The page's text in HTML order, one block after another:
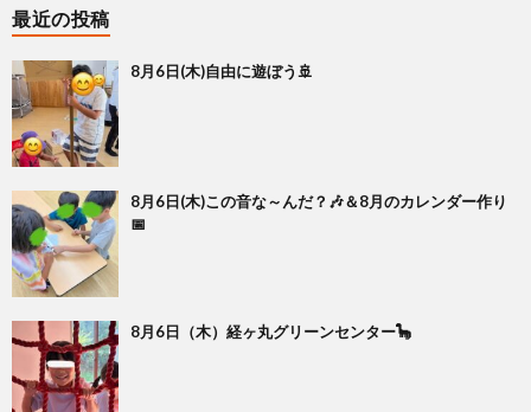
最近の投稿
8月6日(木)自由に遊ぼう🚢
8月6日(木)この音な～んだ？🎶＆8月のカレンダー作り
📅
8月6日（木）経ヶ丸グリーンセンター🦕